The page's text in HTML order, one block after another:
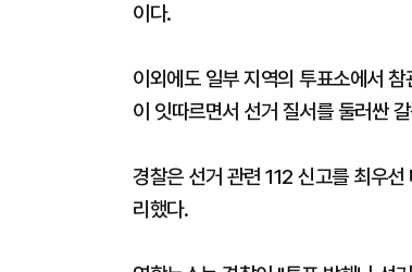
이다.
이외에도 일부 지역의 투표소에서
이 잇따르면서 선거 질서를 둘러싼
경찰은 선거 관련 112 신고를 최우
리했다.